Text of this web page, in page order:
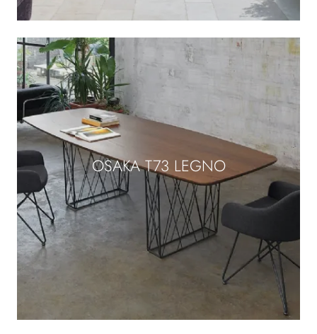
OSAKA T73 LEGNO